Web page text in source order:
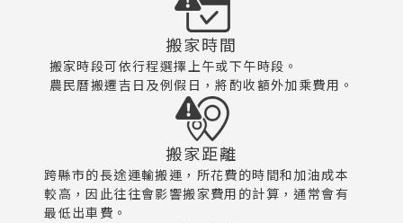
搬家時間
搬家時段可依行程選擇上午或下午時段。
農民曆搬遷吉日及例假日，將酌收額外加乘費用。
搬家距離
跨縣市的長途運輸搬運，所花費的時間和加油成本
較高，因此往往會影響搬家費用的計算，通常會有
最低出車費。